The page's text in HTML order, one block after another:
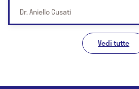
Dr. Aniello Cusati
Vedi tutte